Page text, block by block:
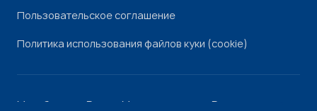
Пользовательское соглашение
Политика использования файлов куки (cookie)
Минобрнауки России Минпросвещения России